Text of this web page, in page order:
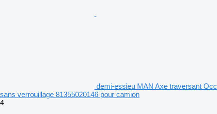
demi-essieu MAN Axe traversant Occ
sans verrouillage 81355020146 pour camion
4